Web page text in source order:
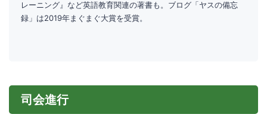
レーニング』など英語教育関連の著書も。ブログ「ヤスの備忘
録」は2019年まぐまぐ大賞を受賞。
司会進行